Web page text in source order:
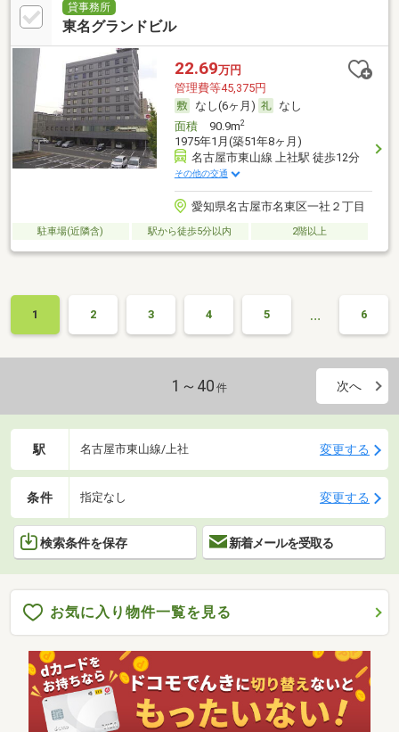
貸事務所
東名グランドビル
22.69万円
管理費等45,375円
なし(6ヶ月)
なし
面積90.9m2
1975年1月(築51年8ヶ月)
名古屋市東山線 上社駅 徒歩12分
その他の交通
愛知県名古屋市名東区一社２丁目
駐車場(近隣含) 駅から徒歩5分以内 2階以上
1 2 3 4 5 … 6
1～40 件 次へ
駅 名古屋市東山線/上社 変更する
条件 指定なし 変更する
検索条件を保存 新着メールを受取る
お気に入り物件一覧を見る